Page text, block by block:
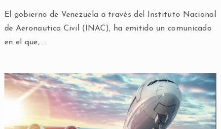
El gobierno de Venezuela a través del Instituto Nacional
de Aeronautica Civil (INAC), ha emitido un comunicado
en el que, …